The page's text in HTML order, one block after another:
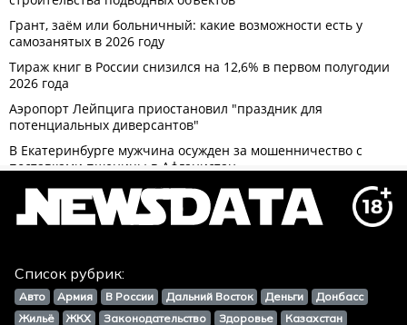
Список рубрик:
Авто Армия В России Дальний Восток Деньги
Донбасс
Жильё
ЖКХ Законодательство Здоровье Казахстан